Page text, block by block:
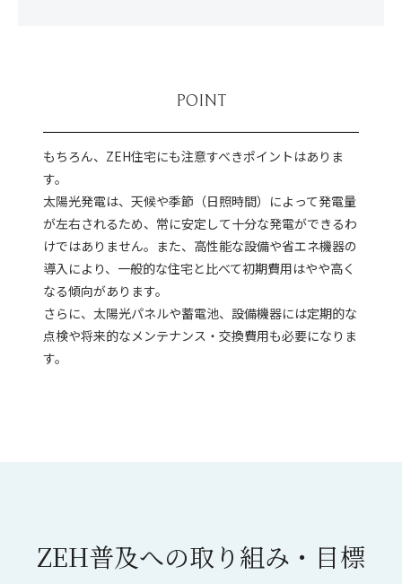
POINT
もちろん、ZEH住宅にも注意すべきポイントはありま
す。
太陽光発電は、天候や季節（日照時間）によって発電量
が左右されるため、常に安定して十分な発電ができるわ
けではありません。また、高性能な設備や省エネ機器の
導入により、一般的な住宅と比べて初期費用はやや高く
なる傾向があります。
さらに、太陽光パネルや蓄電池、設備機器には定期的な
点検や将来的なメンテナンス・交換費用も必要になりま
す。
ZEH普及への取り組み・目標